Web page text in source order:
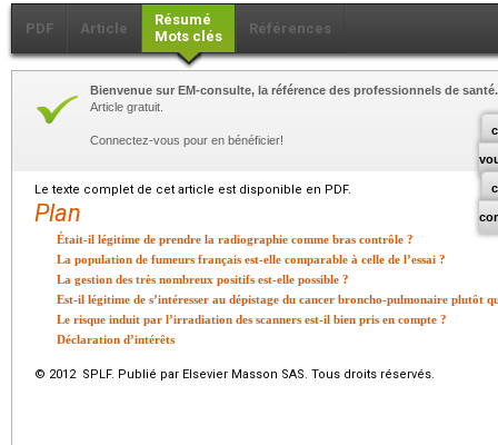
PDF Article
Résumé
Mots clés
Références
Bienvenue sur EM-consulte, la référence des professionnels de santé.
Article gratuit.
Connectez-vous pour en bénéficier!
Le texte complet de cet article est disponible en PDF.
Plan
Était-il légitime de prendre la radiographie comme bras contrôle ?
La population de fumeurs français est-elle comparable à celle de l’essai ?
La gestion des très nombreux positifs est-elle possible ?
Est-il légitime de s’intéresser au dépistage du cancer broncho-pulmonaire plutôt
Le risque induit par l’irradiation des scanners est-il bien pris en compte ?
Déclaration d’intérêts
© 2012 SPLF. Publié par Elsevier Masson SAS. Tous droits réservés.